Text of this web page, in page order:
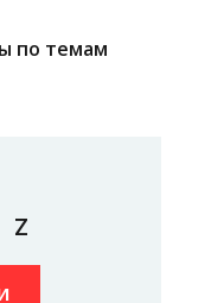
по темам
Z